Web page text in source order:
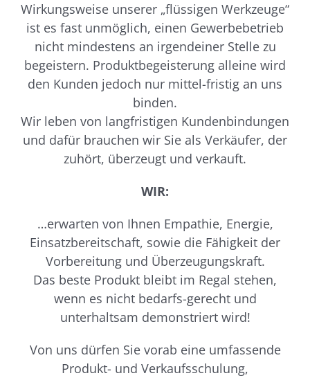
Wirkungsweise unserer „flüssigen Werkzeuge“
ist es fast unmöglich, einen Gewerbebetrieb
nicht mindestens an irgendeiner Stelle zu
begeistern. Produktbegeisterung alleine wird
den Kunden jedoch nur mittel-fristig an uns
binden.
Wir leben von langfristigen Kundenbindungen
und dafür brauchen wir Sie als Verkäufer, der
zuhört, überzeugt und verkauft.
WIR:
…erwarten von Ihnen Empathie, Energie,
Einsatzbereitschaft, sowie die Fähigkeit der
Vorbereitung und Überzeugungskraft.
Das beste Produkt bleibt im Regal stehen,
wenn es nicht bedarfs-gerecht und
unterhaltsam demonstriert wird!
Von uns dürfen Sie vorab eine umfassende
Produkt- und Verkaufsschulung,